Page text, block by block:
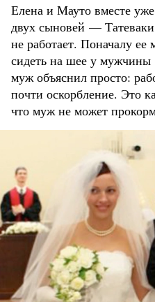
Елена и Мауто вместе
двух сыновей —
не работает. Поначалу
сидеть на шее у
муж объяснил просто:
почти оскорбление. Это
что муж не может